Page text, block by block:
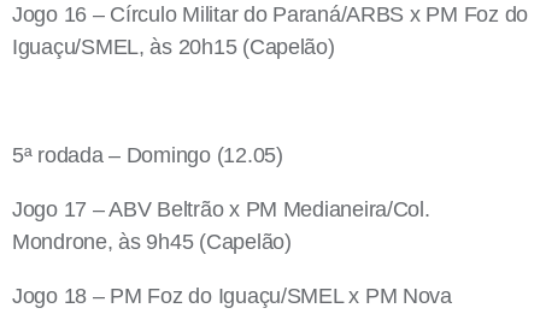
Jogo 16 – Círculo Militar do Paraná/ARBS x PM Foz do
Iguaçu/SMEL, às 20h15 (Capelão)
5ª rodada – Domingo (12.05)
Jogo 17 – ABV Beltrão x PM Medianeira/Col.
Mondrone, às 9h45 (Capelão)
Jogo 18 – PM Foz do Iguaçu/SMEL x PM Nova